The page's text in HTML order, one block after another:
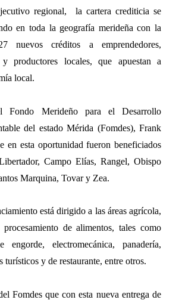
regional,
la cartera crediticia se
en toda la geografía merideña con la
nuevos créditos a emprendedores,
y productores locales, que apuestan a
local.
Fondo Merideño para el Desarrollo
del estado Mérida (Fomdes), Frank
en esta oportunidad fueron beneficiados
Campo Elías, Rangel, Obispo
Marquina, Tovar y Zea.
está dirigido a las áreas agrícola,
de alimentos, tales como
electromecánica, panadería,
turísticos y de restaurante, entre otros.
Fomdes que con esta nueva entrega de